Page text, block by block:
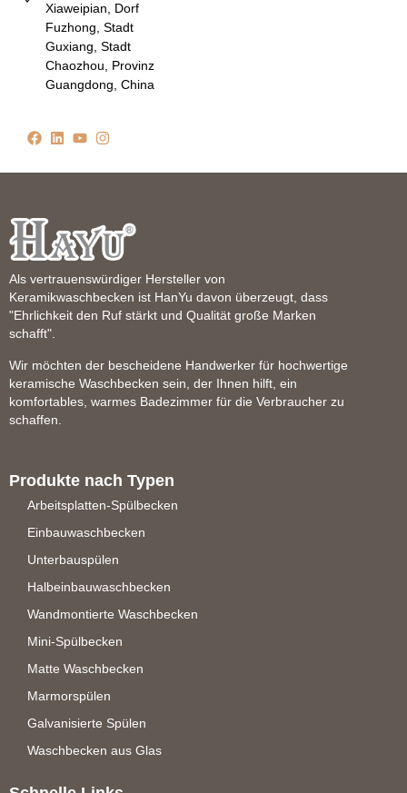
Xiaweipian, Dorf
Fuzhong, Stadt
Guxiang, Stadt
Chaozhou, Provinz
Guangdong, China
Als vertrauenswürdiger Hersteller von
Keramikwaschbecken ist HanYu davon überzeugt, dass
"Ehrlichkeit den Ruf stärkt und Qualität große Marken
schafft".
Wir möchten der bescheidene Handwerker für hochwertige
keramische Waschbecken sein, der Ihnen hilft, ein
komfortables, warmes Badezimmer für die Verbraucher zu
schaffen.
Produkte nach Typen
Arbeitsplatten-Spülbecken
Einbauwaschbecken
Unterbauspülen
Halbeinbauwaschbecken
Wandmontierte Waschbecken
Mini-Spülbecken
Matte Waschbecken
Marmorspülen
Galvanisierte Spülen
Waschbecken aus Glas